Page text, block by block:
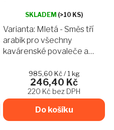
SKLADEM (>10 KS)
220 Kč bez DPH
246,40 Kč
Měrná
cena:
985,60 Kč / 1 kg
Do košíku
Varianta: Mletá - Směs tří
arabik pro všechny
kavárenské povaleče a
Speciálně namíchaná a
upražená tak, abyste si ji
mohli vychutnávat každý
den – ideálně ve...